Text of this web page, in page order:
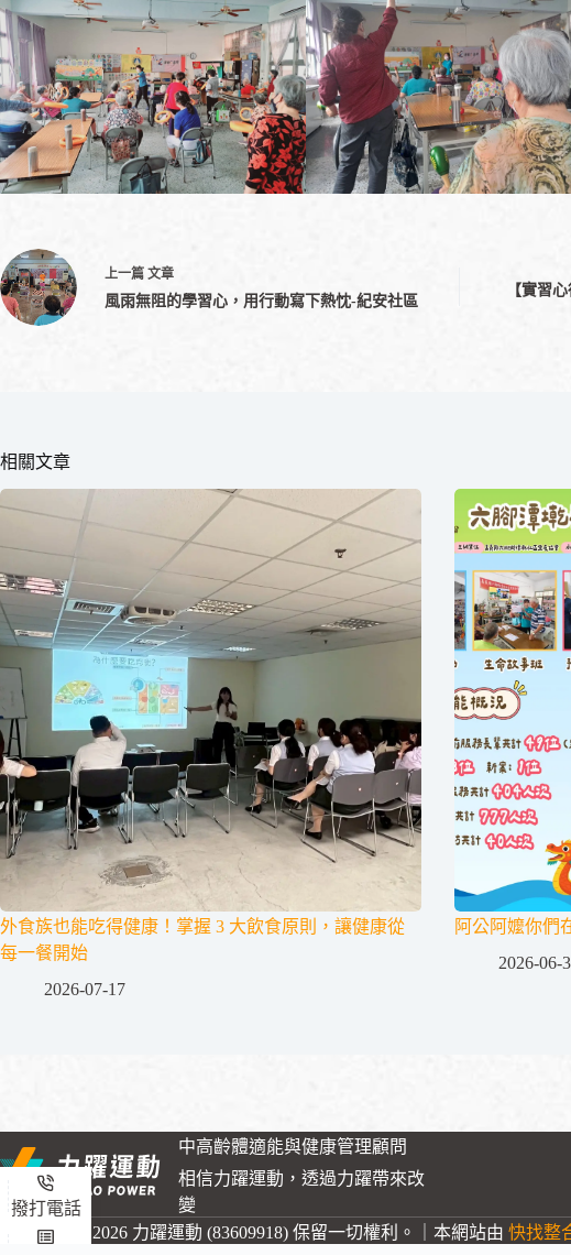
上一篇 文章
風雨無阻的學習心，用行動寫下熱忱-紀安社區
【實習
相關文章
外食族也能吃得健康！掌握 3 大飲食原則，讓健康從
每一餐開始
2026-07-17
阿公阿嬤你們
2026-06-
中高齡體適能與健康管理顧問
相信力躍運動，透過力躍帶來改
變
Copyright © 2026 力躍運動 (83609918) 保留一切權利。｜本網站由 快找整
撥打電話